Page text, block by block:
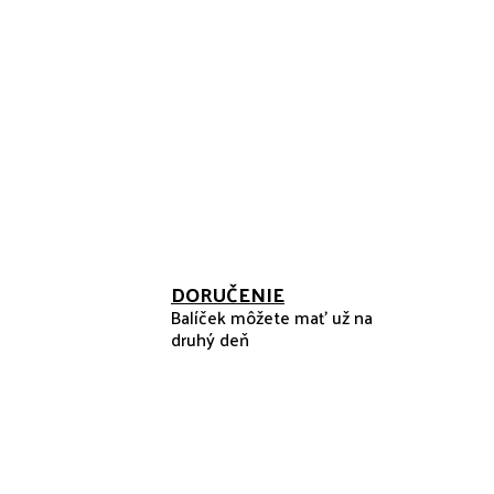
DORUČENIE
Balíček môžete mať už na
druhý deň